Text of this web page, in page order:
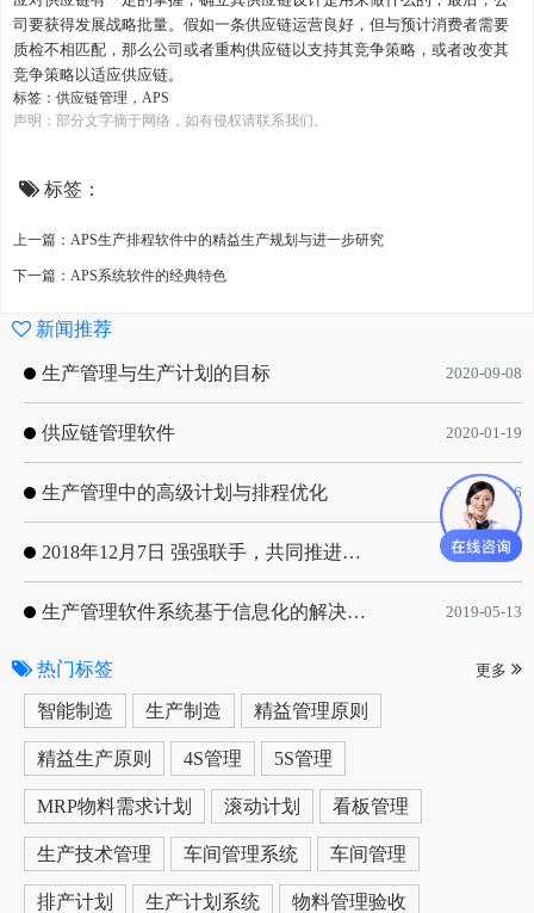
司要获得发展战略批量。假如一条供应链运营良好，但与预计消费者需要
质检不相匹配，那么公司或者重构供应链以支持其竞争策略，或者改变其
竞争策略以适应供应链。
标签： 供应链管理 ， APS
声明：部分文字摘于网络，如有侵权请联系我们。
标签：
上一篇：APS生产排程软件中的精益生产规划与进一步研究
下一篇：APS系统软件的经典特色
新闻推荐
生产管理与生产计划的目标 2020-09-08
供应链管理软件 2020-01-19
生产管理中的高级计划与排程优化 2019-05-16
2018年12月7日 强强联手，共同推进电子器件领域APS应用典范 风华高科生产自动化工业互联网应用项目-APS项目启动会 2018-12-07
生产管理软件系统基于信息化的解决方案 2019-05-13
热门标签 更多
智能制造 生产制造 精益管理原则
精益生产原则 4S管理 5S管理
MRP物料需求计划 滚动计划 看板管理
生产技术管理 车间管理系统 车间管理
排产计划 生产计划系统 物料管理验收